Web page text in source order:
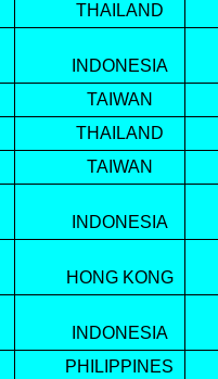
THAILAND
INDONESIA
TAIWAN
THAILAND
TAIWAN
INDONESIA
HONG KONG
INDONESIA
PHILIPPINES